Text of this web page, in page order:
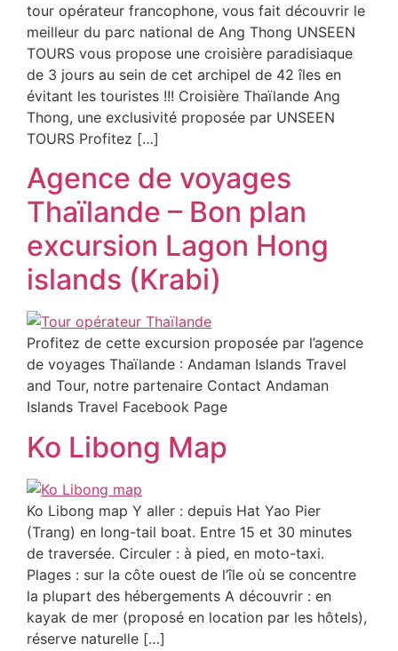
tour opérateur francophone, vous fait découvrir le
meilleur du parc national de Ang Thong UNSEEN
TOURS vous propose une croisière paradisiaque
de 3 jours au sein de cet archipel de 42 îles en
évitant les touristes !!! Croisière Thaïlande Ang
Thong, une exclusivité proposée par UNSEEN
TOURS Profitez […]
Agence de voyages
Thaïlande – Bon plan
excursion Lagon Hong
islands (Krabi)
Profitez de cette excursion proposée par l’agence
de voyages Thaïlande : Andaman Islands Travel
and Tour, notre partenaire Contact Andaman
Islands Travel Facebook Page
Ko Libong Map
Ko Libong map Y aller : depuis Hat Yao Pier
(Trang) en long-tail boat. Entre 15 et 30 minutes
de traversée. Circuler : à pied, en moto-taxi.
Plages : sur la côte ouest de l’île où se concentre
la plupart des hébergements A découvrir : en
kayak de mer (proposé en location par les hôtels),
réserve naturelle […]